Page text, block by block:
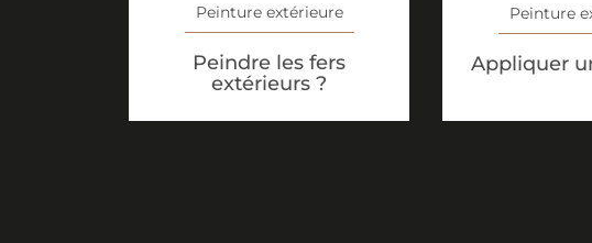
Peinture extérieure
Peindre les fers
extérieurs ?
Peinture
Appliquer